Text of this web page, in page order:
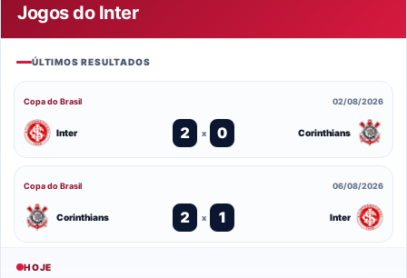
Jogos do Inter
ÚLTIMOS RESULTADOS
Copa do Brasil 02/08/2026
Inter 2 x 0 Corinthians
Copa do Brasil 06/08/2026
Corinthians 2 x 1 Inter
HOJE